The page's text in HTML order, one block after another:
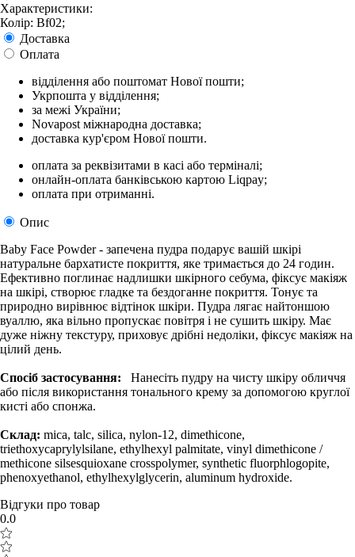
Характеристики:
Колір: Bf02;
Доставка
Оплата
відділення або поштомат Нової пошти;
Укрпошта у відділення;
за межі України;
Novapost міжнародна доставка;
доставка кур'єром Нової пошти.
оплата за реквізитами в касі або терміналі;
онлайн-оплата банківською картою Liqpay;
оплата при отриманні.
Опис
Baby Face Powder - запечена пудра подарує вашій шкірі
натуральне бархатисте покриття, яке тримається до 24 годин.
Ефективно поглинає надлишки шкірного себума, фіксує макіяж
на шкірі, створює гладке та бездоганне покриття. Тонує та
природно вирівнює відтінок шкіри. Пудра лягає найтоншою
вуаллю, яка вільно пропускає повітря і не сушить шкіру. Має
дуже ніжну текстуру, приховує дрібні недоліки, фіксує макіяж на
цілий день.
Спосіб застосування:
Нанесіть пудру на чисту шкіру обличчя
або після використання тонального крему за допомогою круглої
кисті або спонжа.
Склад: mica, talc, silica, nylon-12, dimethicone,
triethoxycaprylylsilane, ethylhexyl palmitate, vinyl dimethicone /
methicone silsesquioxane crosspolymer, synthetic fluorphlogopite,
phenoxyethanol, ethylhexylglycerin, aluminum hydroxide.
Відгуки про товар
0.0